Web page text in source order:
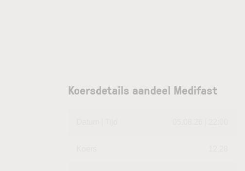
Koersdetails aandeel Medifast